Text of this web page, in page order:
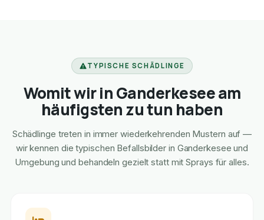
TYPISCHE SCHÄDLINGE
Womit wir in Ganderkesee am
häufigsten zu tun haben
Schädlinge treten in immer wiederkehrenden Mustern auf —
wir kennen die typischen Befallsbilder in Ganderkesee und
Umgebung und behandeln gezielt statt mit Sprays für alles.